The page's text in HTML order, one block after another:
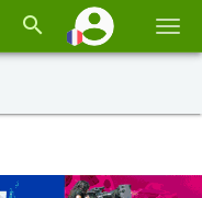
la